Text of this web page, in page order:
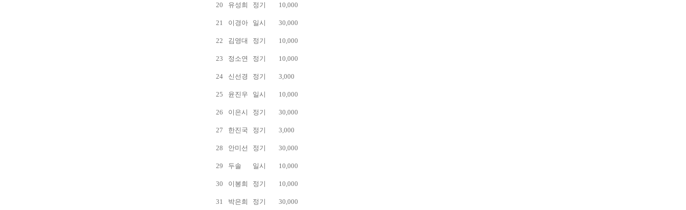
20 유성희 정기 10,000
21 이경아 일시 30,000
22 김영대 정기 10,000
23 정소연 정기 10,000
24 신선경 정기 3,000
25 윤진우 일시 10,000
26 이은시 정기 30,000
27 한진국 정기 3,000
28 안미선 정기 30,000
29 두솔 일시 10,000
30 이봉희 정기 10,000
31 박은희 정기 30,000